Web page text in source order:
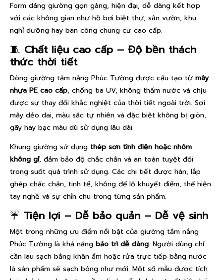
Form dáng giường gọn gàng, hiện đại, dễ dàng kết hợp
với các không gian như hồ bơi biệt thự, sân vườn, khu
nghỉ dưỡng hay ban công chung cư cao cấp.
🧵 Chất liệu cao cấp – Độ bền thách
thức thời tiết
Dòng giường tắm nắng Phúc Tường được cấu tạo từ mây
nhựa PE cao cấp, chống tia UV, không thấm nước và chịu
được sự thay đổi khắc nghiệt của thời tiết ngoài trời. Sợi
mây dẻo dai, màu sắc tự nhiên và đặc biệt không bị giòn,
gãy hay bạc màu dù sử dụng lâu dài.
Khung giường sử dụng thép sơn tĩnh điện hoặc nhôm
không gỉ, đảm bảo độ chắc chắn và an toàn tuyệt đối
trong suốt quá trình sử dụng. Các chi tiết được hàn, lắp
ghép chắc chắn, tinh tế, không để lộ khuyết điểm, thể hiện
tay nghề và sự chỉn chu trong từng sản phẩm.
☔ Tiện lợi – Dễ bảo quản – Dễ vệ sinh
Một trong những ưu điểm nổi bật của giường tắm nắng
Phúc Tường là khả năng bảo trì dễ dàng. Người dùng chỉ
cần lau sạch bằng khăn ẩm hoặc rửa trực tiếp bằng nước
là sản phẩm sẽ sạch bóng như mới. Một số mẫu được tích